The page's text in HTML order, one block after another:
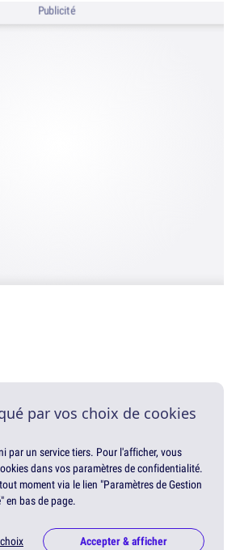
Publicité
par vos choix de cookies
par un service tiers. Pour l'afficher, vous
dans vos paramètres de confidentialité.
moment via le lien "Paramètres de Gestion
en bas de page.
Accepter & afficher